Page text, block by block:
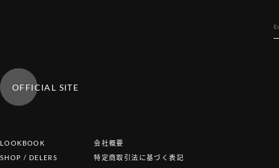
OFFICIAL SITE
LOOKBOOK
SHOP / DELERS
会社概要
特定商取引法に基づく表記